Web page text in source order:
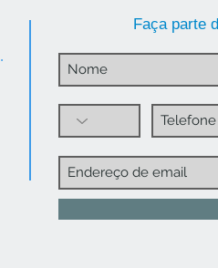
.
Faça parte